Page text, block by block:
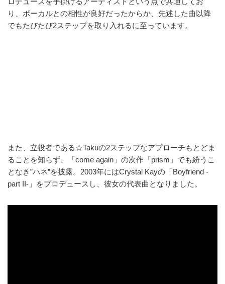
り、ボーカルとの相性が良好だったからか、先述した曲以降
でもたびたび2ステップを取り入れるに至っています。
また、立役者である☆Takuの2ステップなアプローチもとどま
ることを知らず、「come again」の次作「prism」でも紛うこ
となき”ハネ”を披露。2003年にはCrystal Kayの「Boyfriend -
part II-」をプロデュースし、彼女の代表曲となりました。